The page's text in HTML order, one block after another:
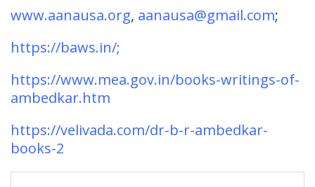
www.aanausa.org, aanausa@gmail.com;
https://baws.in/;
https://www.mea.gov.in/books-writings-of-
ambedkar.htm
https://velivada.com/dr-b-r-ambedkar-
books-2